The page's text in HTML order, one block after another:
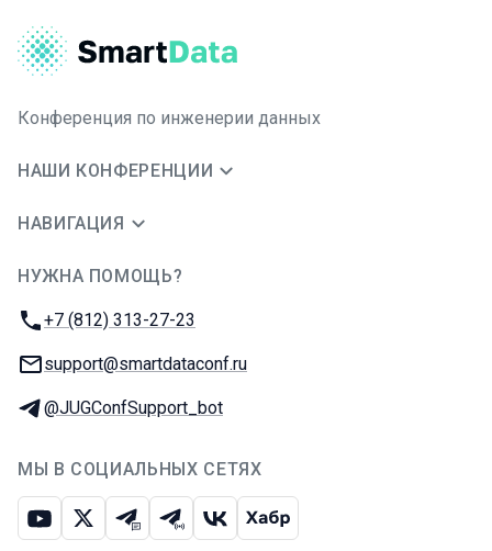
Конференция по инженерии данных
НАШИ КОНФЕРЕНЦИИ
НАВИГАЦИЯ
НУЖНА ПОМОЩЬ?
Телефон:
+7 (812) 313-27-23
E-mail:
support@smartdataconf.ru
Телеграм:
@JUGConfSupport_bot
МЫ В СОЦИАЛЬНЫХ СЕТЯХ
ЮтубИкс Телеграм-чат
Телеграм-канал
ВКонтакте
Хабр